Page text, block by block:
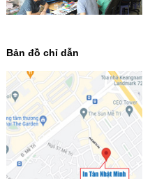
Bản đồ chỉ dẫn